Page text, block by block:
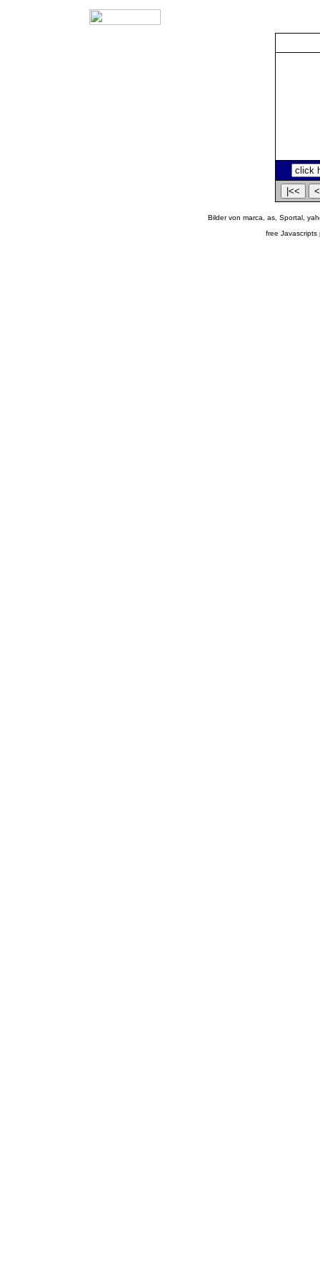
Bilder von marca, as, Sportal,
free